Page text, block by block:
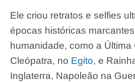
Ele criou retratos e selfies
épocas históricas
humanidade, como a
Cleópatra, no Egito, e
Inglaterra, Napoleão na